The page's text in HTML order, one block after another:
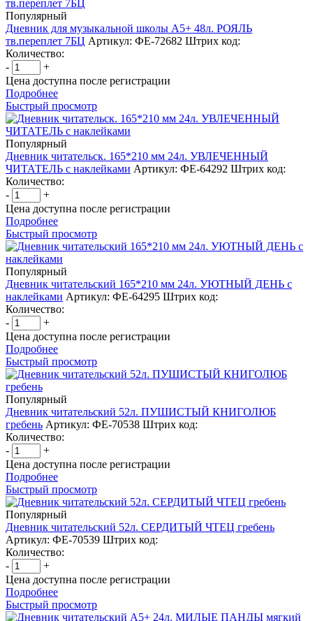
Популярный
Дневник для музыкальной школы А5+ 48л. РОЯЛЬ
тв.переплет 7БЦ Артикул: ФЕ-72682 Штрих код:
Количество:
-
+
Цена доступна после регистрации
Подробнее
Быстрый просмотр
Популярный
Дневник читательск. 165*210 мм 24л. УВЛЕЧЕННЫЙ
ЧИТАТЕЛЬ с наклейками Артикул: ФЕ-64292 Штрих код:
Количество:
-
+
Цена доступна после регистрации
Подробнее
Быстрый просмотр
Популярный
Дневник читательский 165*210 мм 24л. УЮТНЫЙ ДЕНЬ с
наклейками Артикул: ФЕ-64295 Штрих код:
Количество:
-
+
Цена доступна после регистрации
Подробнее
Быстрый просмотр
Популярный
Дневник читательский 52л. ПУШИСТЫЙ КНИГОЛЮБ
гребень Артикул: ФЕ-70538 Штрих код:
Количество:
-
+
Цена доступна после регистрации
Подробнее
Быстрый просмотр
Популярный
Дневник читательский 52л. СЕРДИТЫЙ ЧТЕЦ гребень
Артикул: ФЕ-70539 Штрих код:
Количество:
-
+
Цена доступна после регистрации
Подробнее
Быстрый просмотр